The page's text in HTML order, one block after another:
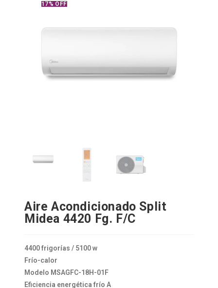
17% OFF
Aire Acondicionado Split
Midea 4420 Fg. F/C
4400 frigorías / 5100 w
Frío-calor
Modelo MSAGFC-18H-01F
Eficiencia energética frío A